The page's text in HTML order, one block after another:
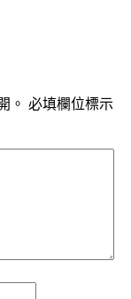
。 必填欄位標示